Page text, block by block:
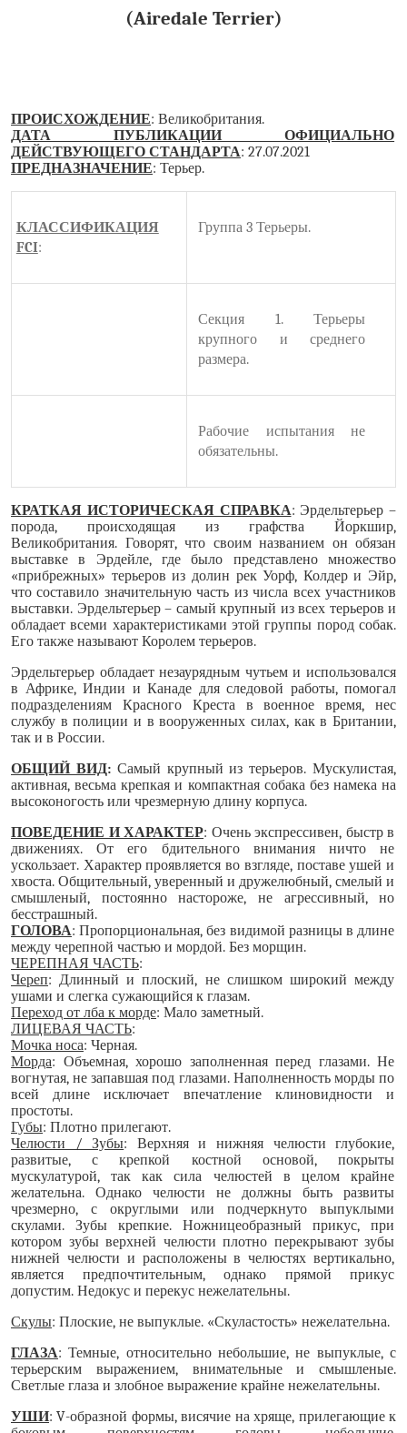
(Airedale Terrier)
ПРОИСХОЖДЕНИЕ: Великобритания.
ДАТА ПУБЛИКАЦИИ ОФИЦИАЛЬНО
ДЕЙСТВУЮЩЕГО СТАНДАРТА: 27.07.2021
ПРЕДНАЗНАЧЕНИЕ: Терьер.
КЛАССИФИКАЦИЯ
FCI:
Группа 3 Терьеры.
Секция 1. Терьеры
крупного и среднего
размера.
Рабочие испытания не
обязательны.
КРАТКАЯ ИСТОРИЧЕСКАЯ СПРАВКА: Эрдельтерьер –
порода, происходящая из графства Йоркшир,
Великобритания. Говорят, что своим названием он обязан
выставке в Эрдейле, где было представлено множество
«прибрежных» терьеров из долин рек Уорф, Колдер и Эйр,
что составило значительную часть из числа всех участников
выставки. Эрдельтерьер – самый крупный из всех терьеров и
обладает всеми характеристиками этой группы пород собак.
Его также называют Королем терьеров.
Эрдельтерьер обладает незаурядным чутьем и использовался
в Африке, Индии и Канаде для следовой работы, помогал
подразделениям Красного Креста в военное время, нес
службу в полиции и в вооруженных силах, как в Британии,
так и в России.
ОБЩИЙ ВИД:Самый крупный из терьеров. Мускулистая,
активная, весьма крепкая и компактная собака без намека на
высоконогость или чрезмерную длину корпуса.
ПОВЕДЕНИЕ И ХАРАКТЕР: Очень экспрессивен, быстр в
движениях. От его бдительного внимания ничто не
ускользает. Характер проявляется во взгляде, поставе ушей и
хвоста. Общительный, уверенный и дружелюбный, смелый и
смышленый, постоянно настороже, не агрессивный, но
бесстрашный.
ГОЛОВА: Пропорциональная, без видимой разницы в длине
между черепной частью и мордой. Без морщин.
ЧЕРЕПНАЯ ЧАСТЬ:
Череп: Длинный и плоский, не слишком широкий между
ушами и слегка сужающийся к глазам.
Переход от лба к морде: Мало заметный.
ЛИЦЕВАЯ ЧАСТЬ:
Мочка носа: Черная.
Морда: Объемная, хорошо заполненная перед глазами. Не
вогнутая, не запавшая под глазами. Наполненность морды по
всей длине исключает впечатление клиновидности и
простоты.
Губы: Плотно прилегают.
Челюсти / Зубы: Верхняя и нижняя челюсти глубокие,
развитые, с крепкой костной основой, покрыты
мускулатурой, так как сила челюстей в целом крайне
желательна. Однако челюсти не должны быть развиты
чрезмерно, с округлыми или подчеркнуто выпуклыми
скулами. Зубы крепкие. Ножницеобразный прикус, при
котором зубы верхней челюсти плотно перекрывают зубы
нижней челюсти и расположены в челюстях вертикально,
является предпочтительным, однако прямой прикус
допустим. Недокус и перекус нежелательны.
Скулы: Плоские, не выпуклые. «Скуластость» нежелательна.
ГЛАЗА: Темные, относительно небольшие, не выпуклые, с
терьерским выражением, внимательные и смышленые.
Светлые глаза и злобное выражение крайне нежелательны.
УШИ:V-образной формы, висячие на хряще, прилегающие к